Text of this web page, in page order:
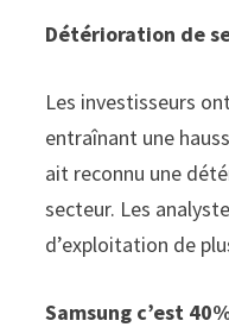
Détérioration de
Les investisseurs
entraînant une
ait reconnu une
secteur. Les
d’exploitation de
Samsung c’est